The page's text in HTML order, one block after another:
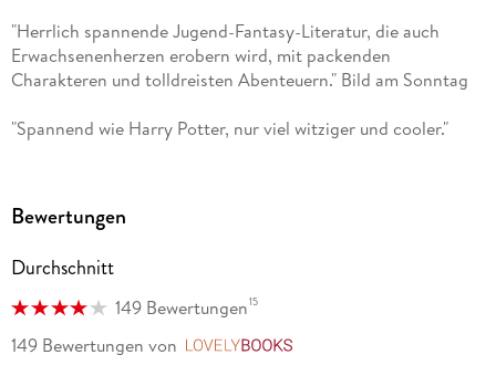
"Herrlich spannende Jugend-Fantasy-Literatur, die auch
Erwachsenenherzen erobern wird, mit packenden
Charakteren und tolldreisten Abenteuern." Bild am Sonntag
"Spannend wie Harry Potter, nur viel witziger und cooler."
Bewertungen
Durchschnitt
149 Bewertungen15
149 Bewertungen von